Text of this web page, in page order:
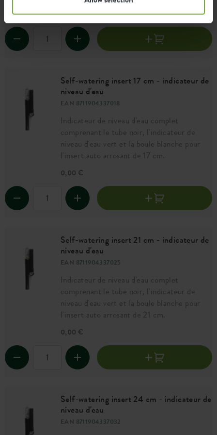
0,00 €
Self-watering insert 17 cm - indicateur de
niveau d'eau
EAN 8711904337018
Indicateur de niveau d'eau complet
comprenant le tube noir, l'indicateur de
niveau d'eau vert et la boule blanche pour
l'insert auto arrosant de 17 cm.
0,00 €
Self-watering insert 21 cm - indicateur de
niveau d'eau
EAN 8711904337025
Indicateur de niveau d'eau complet
comprenant le tube noir, l'indicateur de
niveau d'eau vert et la boule blanche pour
l'insert auto arrosant de 21 cm.
0,00 €
Self-watering insert 24 cm - indicateur de
niveau d'eau
EAN 8711904337032